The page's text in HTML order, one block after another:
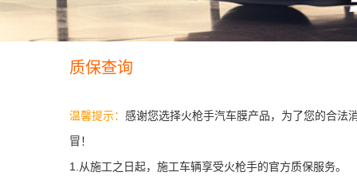
质保查询
温馨提示： 感谢您选择火枪手汽车膜产品，为了您的合法
冒！
1.从施工之日起，施工车辆享受火枪手的官方质保服务。